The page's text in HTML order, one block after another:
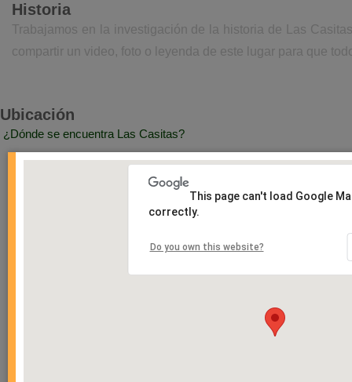
Historia
Trabajamos en la investigación de la historia de Las
compartir un video, foto o leyenda de este lugar para que
Ubicación
¿Dónde se encuentra Las Casitas?
This page can't load Google
correctly.
Do you own this website?